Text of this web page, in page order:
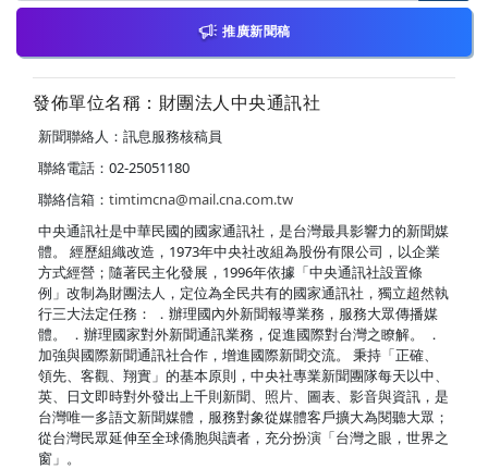
推廣新聞稿
發佈單位名稱：財團法人中央通訊社
新聞聯絡人：訊息服務核稿員
聯絡電話：02-25051180
聯絡信箱： timtimcna@mail.cna.com.tw
中央通訊社是中華民國的國家通訊社，是台灣最具影響力的新聞媒
體。 經歷組織改造，1973年中央社改組為股份有限公司，以企業
方式經營；隨著民主化發展，1996年依據「中央通訊社設置條
例」改制為財團法人，定位為全民共有的國家通訊社，獨立超然執
行三大法定任務： ．辦理國內外新聞報導業務，服務大眾傳播媒
體。 ．辦理國家對外新聞通訊業務，促進國際對台灣之瞭解。 ．
加強與國際新聞通訊社合作，增進國際新聞交流。 秉持「正確、
領先、客觀、翔實」的基本原則，中央社專業新聞團隊每天以中、
英、日文即時對外發出上千則新聞、照片、圖表、影音與資訊，是
台灣唯一多語文新聞媒體，服務對象從媒體客戶擴大為閱聽大眾；
從台灣民眾延伸至全球僑胞與讀者，充分扮演「台灣之眼，世界之
窗」。